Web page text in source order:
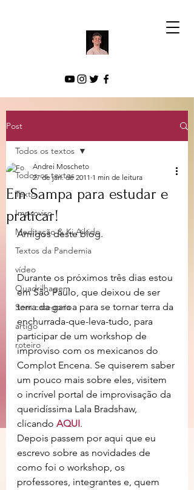
Post
Todos os textos
Texto
Improviso
Meditação & Ki Aikido
Textos da Pandemia
vídeo
Quadrilhagem
Sem categoria
artigo
roteiro
Todos os textos
Em Sampa para estudar e
praticar!
Andrei Moscheto
27 de jan. de 2011 1 min de leitura
Amigos deste blog.
Durante os próximos três dias estou
em São Paulo, que deixou de ser
terra da garoa para se tornar terra da
enchurrada-que-leva-tudo, para
participar de um workshop de
improviso com os mexicanos do
Complot Encena. Se quiserem saber
um pouco mais sobre eles, visitem
o incrível portal de improvisação da
queridíssima Lala Bradshaw,
clicando AQUI.
Depois passem por aqui que eu
escrevo sobre as novidades de
como foi o workshop, os
professores, integrantes e, quem